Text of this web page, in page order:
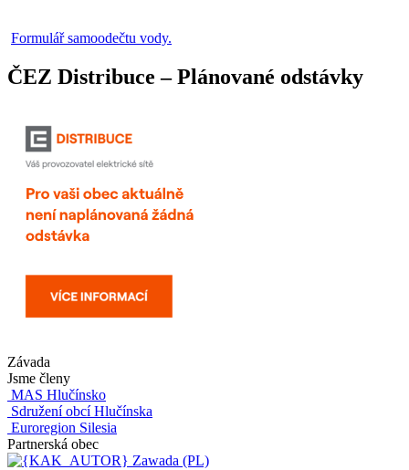
Formulář samoodečtu vody.
ČEZ Distribuce – Plánované odstávky
Závada
Jsme členy
MAS Hlučínsko
Sdružení obcí Hlučínska
Euroregion Silesia
Partnerská obec
Zawada (PL)